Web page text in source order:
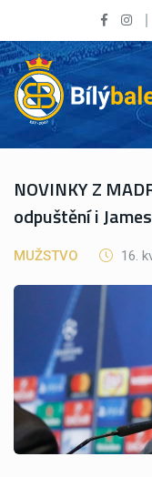
NOVINKY Z
odpuštění i
MUŽSTVO 16.